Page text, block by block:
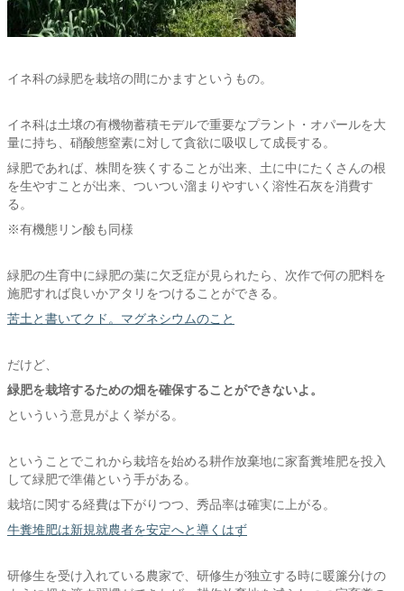
イネ科の緑肥を栽培の間にかますというもの。
イネ科は土壌の有機物蓄積モデルで重要なプラント・オパールを大
量に持ち、硝酸態窒素に対して貪欲に吸収して成長する。
緑肥であれば、株間を狭くすることが出来、土に中にたくさんの根
を生やすことが出来、ついつい溜まりやすいく溶性石灰を消費す
る。
※有機態リン酸も同様
緑肥の生育中に緑肥の葉に欠乏症が見られたら、次作で何の肥料を
施肥すれば良いかアタリをつけることができる。
苦土と書いてクド。マグネシウムのこと
だけど、
緑肥を栽培するための畑を確保することができないよ。
といういう意見がよく挙がる。
ということでこれから栽培を始める耕作放棄地に家畜糞堆肥を投入
して緑肥で準備という手がある。
栽培に関する経費は下がりつつ、秀品率は確実に上がる。
牛糞堆肥は新規就農者を安定へと導くはず
研修生を受け入れている農家で、研修生が独立する時に暖簾分けの